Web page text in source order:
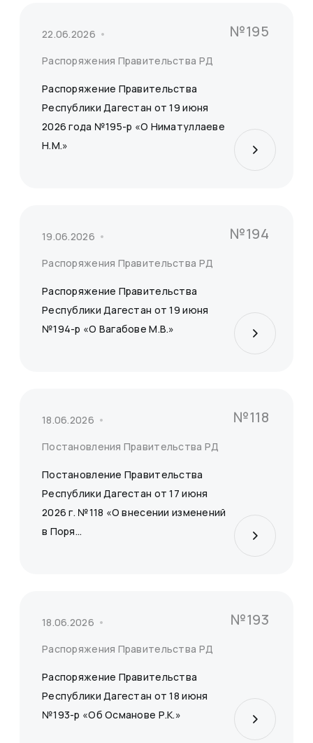
22.06.2026
Распоряжения Правительства РД
№195
Распоряжение Правительства
Республики Дагестан от 19 июня
2026 года №195-р «О Ниматуллаеве
Н.М.»
19.06.2026
Распоряжения Правительства РД
№194
Распоряжение Правительства
Республики Дагестан от 19 июня
№194-р «О Вагабове М.В.»
18.06.2026
Постановления Правительства РД
№118
Постановление Правительства
Республики Дагестан от 17 июня
2026 г. №118 «О внесении изменений
в Поря...
18.06.2026
Распоряжения Правительства РД
№193
Распоряжение Правительства
Республики Дагестан от 18 июня
№193-р «Об Османове Р.К.»